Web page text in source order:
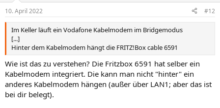
10. April 2022 #12
Im Keller läuft ein Vodafone Kabelmodem im Bridgemodus
[...]
Hinter dem Kabelmodem hängt die FRITZ!Box cable 6591
Wie ist das zu verstehen? Die Fritzbox 6591 hat selber ein
Kabelmodem integriert. Die kann man nicht "hinter" ein
anderes Kabelmodem hängen (außer über LAN1; aber das ist
bei dir belegt).